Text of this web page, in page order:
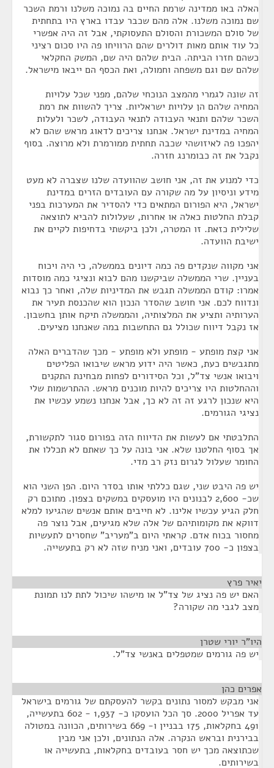
האלה באו ממדינה שרמת החיים בה נמוכה משלנו ורמת השכר
שם נמוכה משלנו. אלה מהם שכבר עבדו בארץ היו בתחתית
של סולם המשכורת והסולם התעסוקתי, אבל זה היה אפשרי
כל עוד אותם מאות דולרים שהם הרוויחו פה היו סכום רציני
כשהם חזרו הביתה. הבית שלהם היה שם, המשק החקלאי
שלהם שם וגם משפחה וחמולה, ואת הכסף הם ייבאו מישראל.
זה שונה לגמרי מהמצב הנוכחי שלהם, מפני שכל עלויות
המחיה שלהם הן עלויות ישראליות. צריך להשוות את רמת
השכר שלהם ותנאי העבודה לתנאי העבודה, לשכר ולעלות
המחיה במדינת ישראל. אנחנו צריכים לדאוג מראש שהם לא
יהפכו פה לאיזושהי שכבה תחתית ממורמרת ולא מרוצה. בסוף
נקבל את זה כבומרנג חזרה.
כדי למנוע את זה, אני חושב שהוועדה שלנו שצברה לא מעט
מידע וניסיון על מה שקורה עם העובדים הזרים במדינת
ישראל, היא הפורום המתאים כדי להסדיר את המערכות בפני
קבלת החלטות כאלה או אחרות, שעלולות להביא לתוצאה
שלילית כזאת. זו המטרה, ולכן ביקשתי בדחיפות לקיים את
ישיבת הוועדה.
אני מקווה שנקדים פה כמה דיונים בממשלה, כי היה ויכוח
בעניין. שרי הממשלה שביקשנו מהם לבוא ונציגי כמה מוסדות
אמרו: קודם הממשלה תגבש את המדיניות שלה, ואחר כך נבוא
ונדווח לכם. אני חושב שהסדר הנכון הוא שהכנסת תעיר את
הערותיה ותציע את המלצותיה, והממשלה תיקח אותן בחשבון.
אז נקבל דיווח שכולל גם התחשבות במה שאנחנו מציעים.
אני קצת מופתע - מופתע ולא מופתע - מכך שהדברים האלה
מתגבשים כעת, כאשר היה ידוע מראש שיבואו הפליטים
ויבואו אנשי צד"ל, וכל הסידורים לפחות מבחינת התקנים
וההחלטות היו צריכים להיות מוכנים מראש. ההתרשמות שלי
היא שנכון לרגע זה זה לא כך, אבל אנחנו נשמע עכשיו את
נציגי הגורמים.
התלבטתי אם לעשות את הדיווח הזה בפורום סגור לתקשורת,
אך בסוף החלטנו שלא. אני בונה על כך שאתם לא תכללו את
החומר שעלול לגרום נזק רב מדי.
יש פה היבט שני, שגם כללתי אותו בסדר היום. הפן השני הוא
שכ- 2,600 לבנונים היו מועסקים במשקים בצפון. מתוכם רק
חלק הגיע עכשיו אלינו. לא חייבים אותם אנשים שהגיעו למלא
דווקא את מקומותיהם של אלה שלא מגיעים, אבל נוצר פה
מחסור בכוח אדם. קראתי היום ב"מעריב" שחסרים לתעשיות
בצפון כ- 700 עובדים, ואני מניח שזה לא רק בתעשייה.
יאיר פרץ
האם יש פה נציג של צד"ל או מישהו שיכול לתת לנו תמונת
מצב לגבי מה שקורה?
היו"ר יורי שטרן
יש פה גורמים שמטפלים באנשי צד"ל.
אפרים כהן
אני מבקש למסור נתונים בקשר להעסקתם של גורמים בישראל
עד אפריל 2000. סך הכל הועסקו כ- 1,937 - 602 בתעשייה,
491 בחקלאות, 175 בבניין ו- 669 בשירותים, הכוונה במטולה
בבירנית ובראש הנקרה. אלה הנתונים, ולכן אני מבין
שכתוצאה מכך יש חסר בעובדים בחקלאות, בתעשייה או
בשירותים.